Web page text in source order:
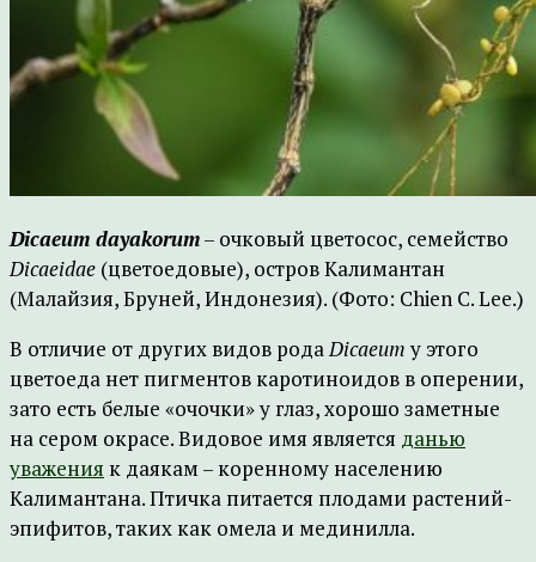
Dicaeum dayakorum– очковый цветосос, семейство
Dicaeidae (цветоедовые), остров Калимантан
(Малайзия, Бруней, Индонезия). (Фото: Chien C. Lee.)
В отличие от других видов родаDicaeum у этого
цветоеда нет пигментов каротиноидов в оперении,
зато есть белые «очочки» у глаз, хорошо заметные
на сером окрасе. Видовое имя является данью
уважения к даякам – коренному населению
Калимантана. Птичка питается плодами растений-
эпифитов, таких как омела и мединилла.